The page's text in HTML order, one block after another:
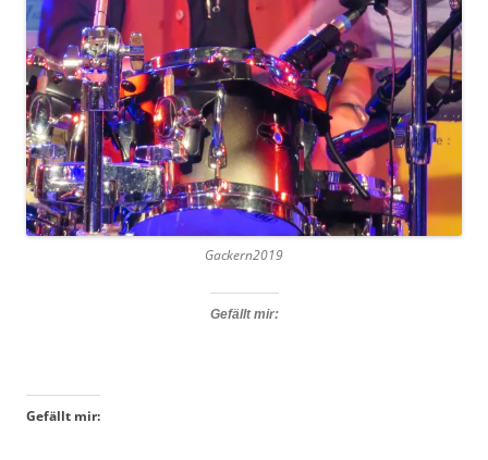
Gackern2019
Gefällt mir:
Gefällt mir: